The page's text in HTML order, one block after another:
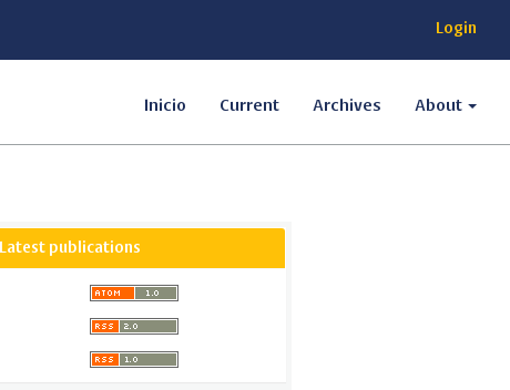
Login
Inicio Current Archives About
Latest publications